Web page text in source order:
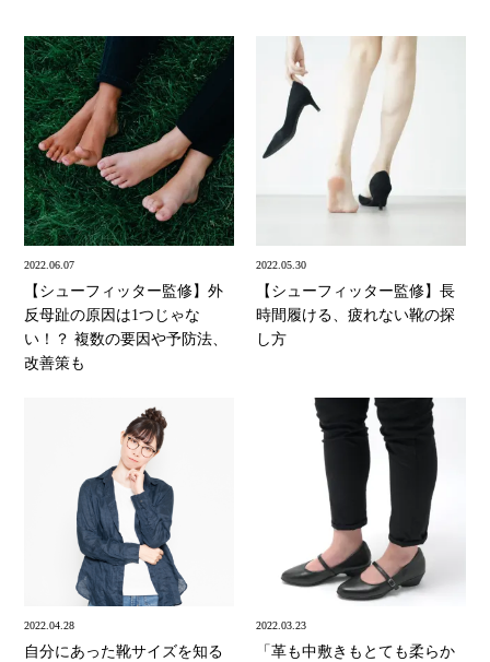
2022.06.07
【シューフィッター監修】外
反母趾の原因は1つじゃな
い！？ 複数の要因や予防法、
改善策も
2022.05.30
【シューフィッター監修】長
時間履ける、疲れない靴の探
し方
2022.04.28
自分にあった靴サイズを知る
2022.03.23
「革も中敷きもとても柔らか